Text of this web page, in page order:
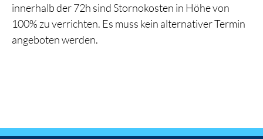
innerhalb der 72h sind Stornokosten in Höhe von
100% zu verrichten. Es muss kein alternativer Termin
angeboten werden.